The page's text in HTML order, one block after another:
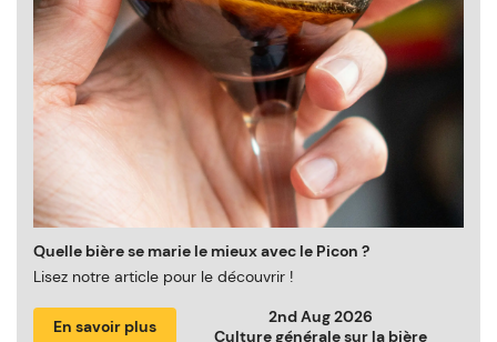
Quelle bière se marie le mieux avec le Picon ?
Lisez notre article pour le découvrir !
En savoir plus
2nd Aug 2026
Culture générale sur la bière